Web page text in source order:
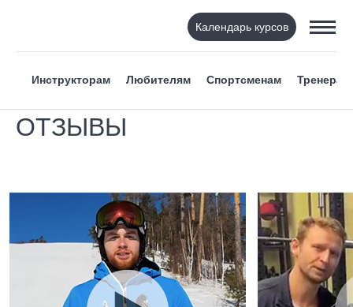
Календарь курсов
Инструкторам Любителям Спортсменам Тренерам
ОТЗЫВЫ